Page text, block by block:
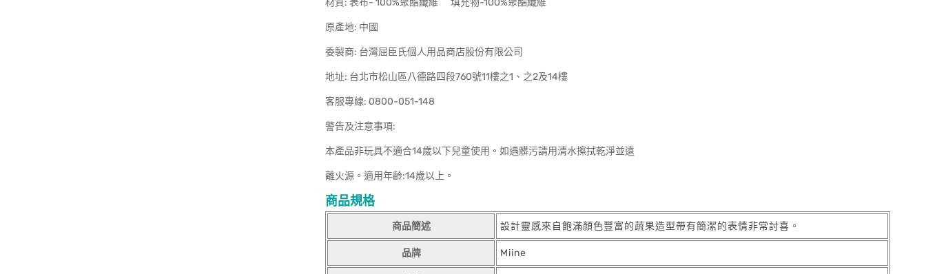
材質: 表布- 100%聚酯纖維 填充物-100%聚酯纖維
原產地: 中國
委製商: 台灣屈臣氏個人用品商店股份有限公司
地址: 台北市松山區八德路四段760號11樓之1、之2及14樓
客服專線: 0800-051-148
警告及注意事項:
本產品非玩具不適合14歲以下兒童使用。如遇髒污請用清水擦拭乾淨並遠
離火源。適用年齡:14歲以上。
商品規格
商品簡述 設計靈感來自飽滿顏色豐富的蔬果造型帶有簡潔的表情非常討喜。
品牌 Miine